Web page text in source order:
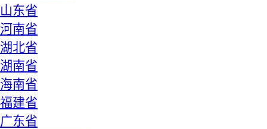
山东省
河南省
湖北省
湖南省
海南省
福建省
广东省